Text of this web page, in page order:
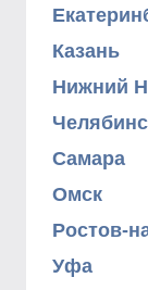
Казань
Нижний
Самара
Омск
Ростов-
Уфа